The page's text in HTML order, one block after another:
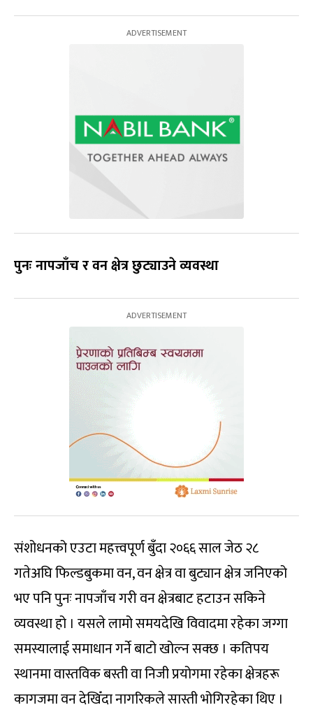
पुनः नापजाँच र वन क्षेत्र छुट्याउने व्यवस्था
संशोधनको एउटा महत्त्वपूर्ण बुँदा २०६६ साल जेठ २८
गतेअघि फिल्डबुकमा वन, वन क्षेत्र वा बुट्यान क्षेत्र जनिएको
भए पनि पुनः नापजाँच गरी वन क्षेत्रबाट हटाउन सकिने
व्यवस्था हो । यसले लामो समयदेखि विवादमा रहेका जग्गा
समस्यालाई समाधान गर्ने बाटो खोल्न सक्छ । कतिपय
स्थानमा वास्तविक बस्ती वा निजी प्रयोगमा रहेका क्षेत्रहरू
कागजमा वन देखिँदा नागरिकले सास्ती भोगिरहेका थिए ।